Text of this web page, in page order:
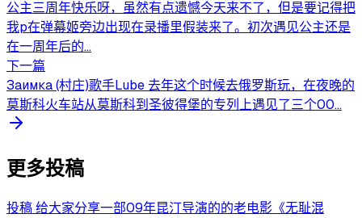
公主三周年快乐呀，虽然有点遗憾今天来不了，但是要记得把
我p在弹幕姬旁边出现在录播里假装来了。初次遇见公主还是
在一周年后的...
下一篇
Заимка (村庄)歌手Lube 去年这个时候去俄罗斯玩，在夜晚的
莫斯科火车站从莫斯科到圣彼得堡的专列上遇见了三个00...
更多投稿
投稿 给大家分享一部09年昆汀导演的的老电影《无耻混